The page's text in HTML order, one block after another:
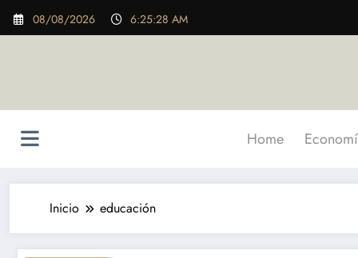
Saltar
08/08/2026 6:25:29 AM
Home
Inicio educación